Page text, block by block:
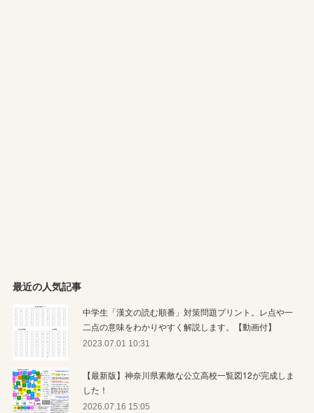
最近の人気記事
中学生「漢文の読む順番」対策問題プリント。レ点や一
二点の意味をわかりやすく解説します。【動画付】
2023.07.01 10:31
【最新版】神奈川県素敵な公立高校一覧図12が完成しま
した！
2026.07.16 15:05